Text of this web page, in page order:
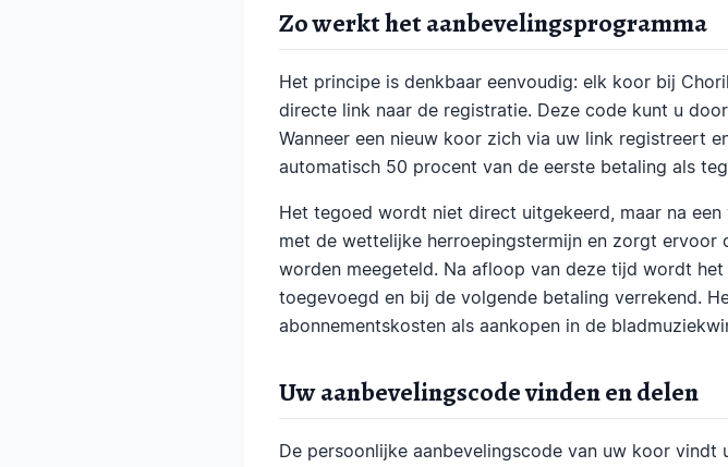
Zo werkt het aanbevelingsprogramma
Het principe is denkbaar eenvoudig: elk koor bij
directe link naar de registratie. Deze code kunt u
Wanneer een nieuw koor zich via uw link registreert
automatisch 50 procent van de eerste betaling als
Het tegoed wordt niet direct uitgekeerd, maar na
met de wettelijke herroepingstermijn en zorgt ervoor
worden meegeteld. Na afloop van deze tijd wordt
toegevoegd en bij de volgende betaling verrekend.
abonnementskosten als aankopen in de
Uw aanbevelingscode vinden en delen
De persoonlijke aanbevelingscode van uw koor